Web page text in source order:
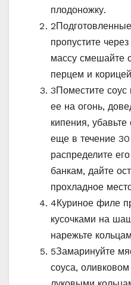
плодоножку.
2
пропустите
массу смешайте
перцем и
3Поместите соус
ее на огонь,
кипения,
еще в течение
распределите
банкам, дайте
прохладное
4Куриное филе
кусочками на
нарежьте
5Замаринуйте
соуса,